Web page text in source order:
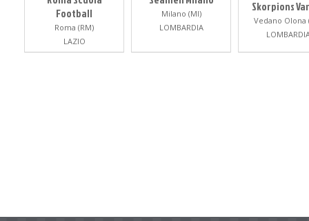
Football
Roma (RM)
LAZIO
Milano (MI)
LOMBARDIA
Skorpions
Vedano Olona